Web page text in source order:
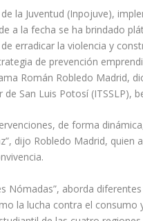
la Juventud (Inpojuve),
a la fecha se ha brindado
erradicar la violencia y
de prevención
Román Robledo Madrid,
de San Luis Potosí (ITSSLP),
de forma
dijo Robledo Madrid,
Nómadas”, aborda
la lucha contra el consumo